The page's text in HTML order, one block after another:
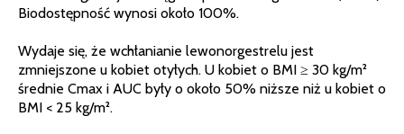
Biodostępność wynosi około 100%.
Wydaje się, że wchłanianie lewonorgestrelu jest
zmniejszone u kobiet otyłych. U kobiet o BMI ≥ 30 kg/m²
średnie Cmax i AUC były o około 50% niższe niż u kobiet o
BMI < 25 kg/m².